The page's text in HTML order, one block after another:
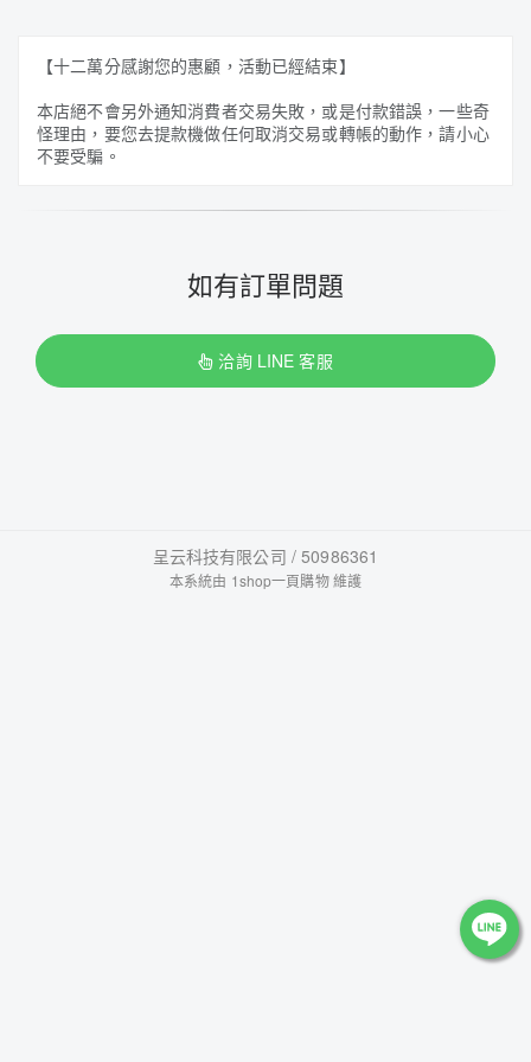
【十二萬分感謝您的惠顧，活動已經結束】
本店絕不會另外通知消費者交易失敗，或是付款錯誤，一些奇
怪理由，要您去提款機做任何取消交易或轉帳的動作，請小心
不要受騙。
如有訂單問題
洽詢 LINE 客服
呈云科技有限公司 / 50986361
本系統由 1shop一頁購物維護